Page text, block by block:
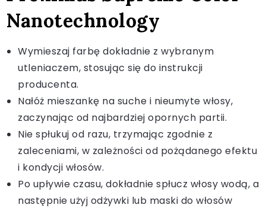
Nanotechnology
Wymieszaj farbę dokładnie z wybranym
utleniaczem, stosując się do instrukcji
producenta.
Nałóż mieszankę na suche i nieumyte włosy,
zaczynając od najbardziej opornych partii.
Nie spłukuj od razu, trzymając zgodnie z
zaleceniami, w zależności od pożądanego efektu
i kondycji włosów.
Po upływie czasu, dokładnie spłucz włosy wodą, a
następnie użyj odżywki lub maski do włosów